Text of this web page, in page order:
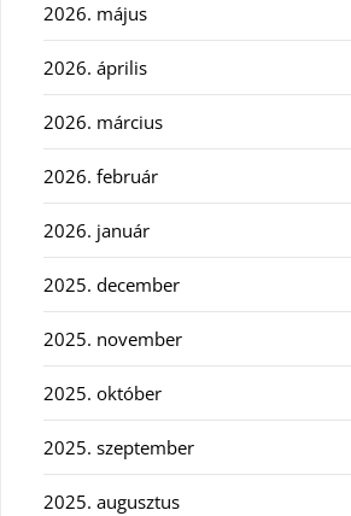
2026. május
2026. április
2026. március
2026. február
2026. január
2025. december
2025. november
2025. október
2025. szeptember
2025. augusztus